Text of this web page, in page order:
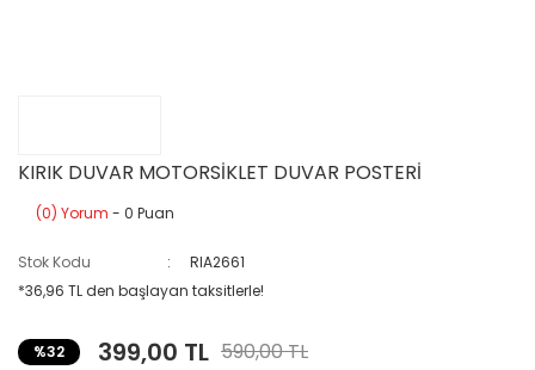
KIRIK DUVAR MOTORSİKLET DUVAR POSTERİ
(0) Yorum - 0 Puan
Stok Kodu
RIA2661
*36,96 TL den başlayan taksitlerle!
%32 399,00 TL 590,00 TL